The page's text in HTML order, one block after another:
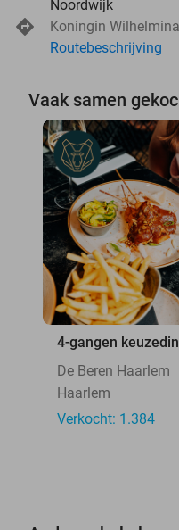
Noordwijk
Koningin
Routebeschrijving
Vaak samen
4-gangen
De Beren Haarlem
Haarlem
Verkocht: 1.384